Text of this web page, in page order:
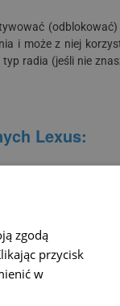
i może z niej
radia (jeśli nie
Lexus:
zgodą
przycisk
w